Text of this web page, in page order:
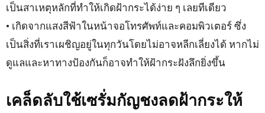
เป็นสาเหตุหลักที่ทำให้เกิดฝ้ากระได้ง่าย ๆ เลยทีเดียว
• เกิดจากแสงสีฟ้าในหน้าจอโทรศัพท์และคอมพิวเตอร์ ซึ่ง
เป็นสิ่งที่เราเผชิญอยู่ในทุกวันโดยไม่อาจหลีกเลี่ยงได้ หากไม่
ดูแลและหาทางป้องกันก็อาจทำให้ฝ้ากระฝังลึกยิ่งขึ้น
เคล็ดลับใช้เซรั่มกัญชงลดฝ้ากระให้